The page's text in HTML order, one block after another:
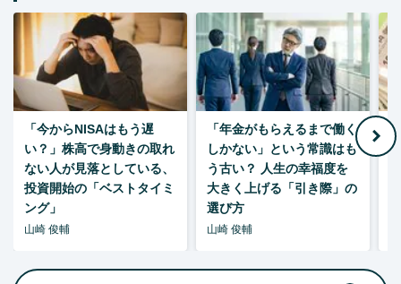
「今からNISAはもう遅
い？」株高で身動きの取れ
ない人が見落としている、
投資開始の「ベストタイミ
ング」
山崎 俊輔
「年金がもらえるまで働く
しかない」という常識はも
う古い？ 人生の幸福度を
大きく上げる「引き際」の
選び方
山崎 俊輔